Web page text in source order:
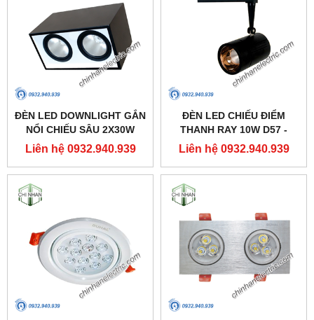
ĐÈN LED DOWNLIGHT GẮN
NỔI CHIẾU SÂU 2X30W
310X160 - DFB2301 -
Liên hệ 0932.940.939
ĐÈN LED CHIẾU ĐIỂM
THANH RAY 10W D57 -
DIA1101 - DUHAL
Liên hệ 0932.940.939